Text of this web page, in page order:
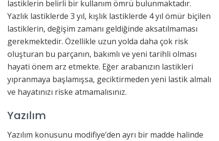
lastiklerin belirli bir kullanım ömrü bulunmaktadır.
Yazlık lastiklerde 3 yıl, kışlık lastiklerde 4 yıl ömür biçilen
lastiklerin, değişim zamanı geldiğinde aksatılmaması
gerekmektedir. Özellikle uzun yolda daha çok risk
oluşturan bu parçanın, bakımlı ve yeni tarihli olması
hayati önem arz etmekte. Eğer arabanızın lastikleri
yıpranmaya başlamışsa, geciktirmeden yeni lastik almalı
ve hayatınızı riske atmamalısınız.
Yazılım
Yazılım konusunu modifiye’den ayrı bir madde halinde